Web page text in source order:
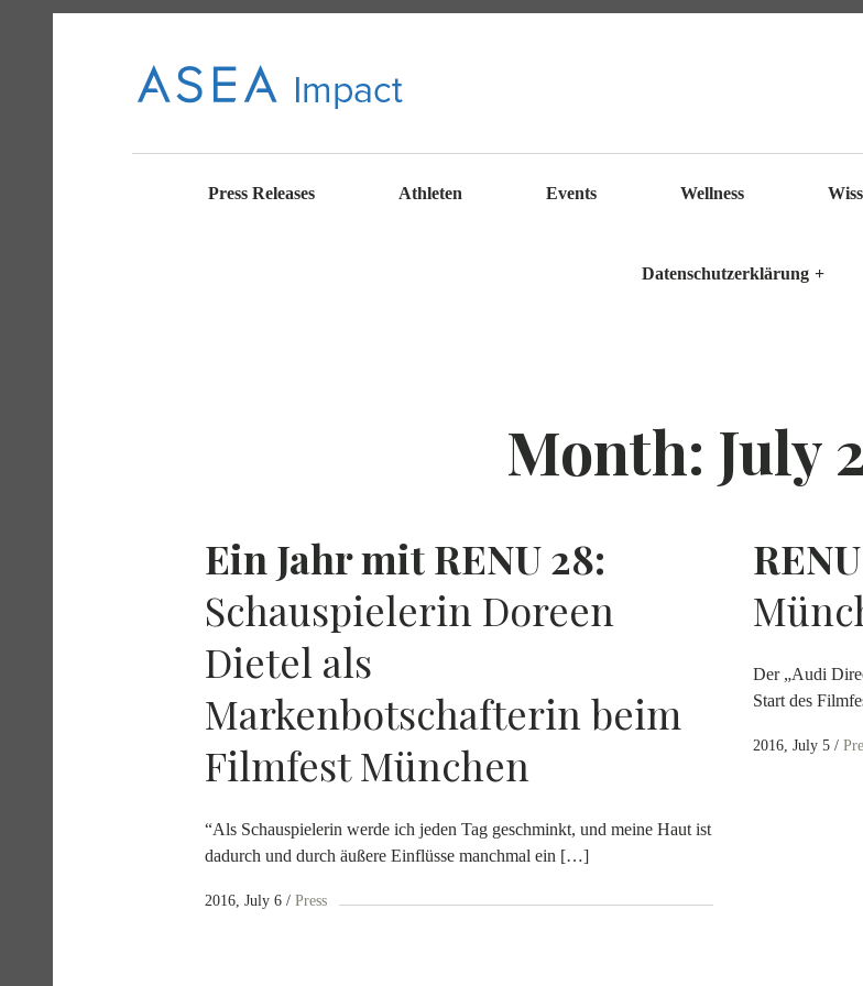
ASE
ACT
DEU
NEWS AND
Press Releases Athleten Events Wellness
Datenschutzerklärung +
Month: July
Ein Jahr mitRENU28:
Schauspielerin Doreen
Dietel als
Markenbotschafterin beim
Filmfest München
“Als Schauspielerin werde ich jeden Tag geschminkt, und meine Haut ist
dadurch und durch äußere Einflüsse manchmal ein […]
2016, July 6 Press
RENU
Der „Audi
Start des
2016, July 5